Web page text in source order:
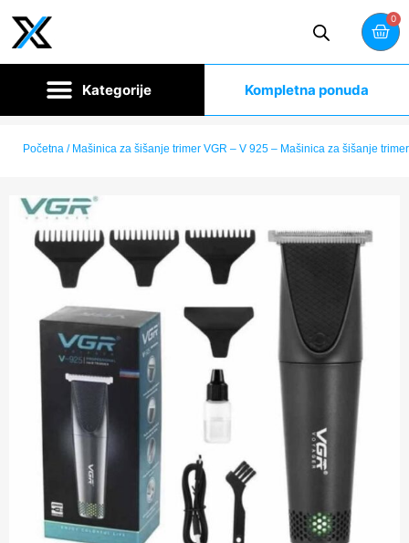
0
Kompletna ponuda
Početna / Mašinica za šišanje trimer VGR – V 925 – Mašinica za šišanje